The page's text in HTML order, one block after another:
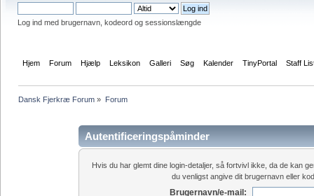
Log ind med brugernavn, kodeord og sessionslængde
Hjem Forum Hjælp Leksikon Galleri Søg Kalender TinyPortal Staff
Dansk Fjerkræ Forum » Forum
Autentificeringspåminder
Hvis du har glemt dine login-detaljer, så fortvivl ikke, da de kan
du venligst angive dit brugernavn eller
Brugernavn/e-mail: